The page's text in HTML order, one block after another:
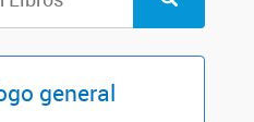
general